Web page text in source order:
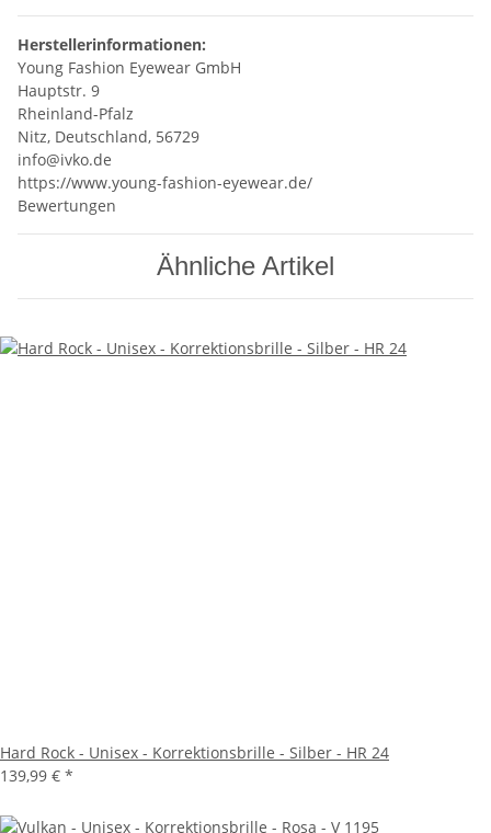
Herstellerinformationen:
Young Fashion Eyewear GmbH
Hauptstr. 9
Rheinland-Pfalz
Nitz, Deutschland, 56729
info@ivko.de
https://www.young-fashion-eyewear.de/
Bewertungen
Ähnliche Artikel
Hard Rock - Unisex - Korrektionsbrille - Silber - HR 24
139,99 € *